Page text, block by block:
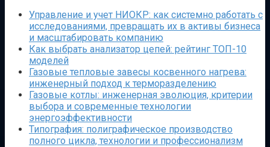
Управление и учет НИОКР: как системно работать с
исследованиями, превращать их в активы бизнеса
и масштабировать компанию
Как выбрать анализатор цепей: рейтинг ТОП-10
моделей
Газовые тепловые завесы косвенного нагрева:
инженерный подход к терморазделению
Газовые котлы: инженерная эволюция, критерии
выбора и современные технологии
энергоэффективности
Типография: полиграфическое производство
полного цикла, технологии и профессионализм